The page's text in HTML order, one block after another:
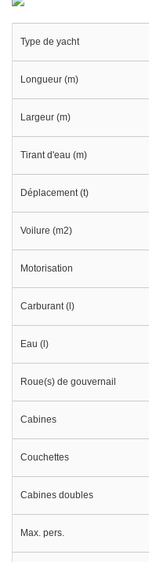
Type de yacht
Longueur (m)
Largeur (m)
Tirant d'eau (m)
Déplacement (t)
Voilure (m2)
Motorisation
Carburant (l)
Eau (l)
Roue(s) de gouvernail
Cabines
Couchettes
Cabines doubles
Max. pers.